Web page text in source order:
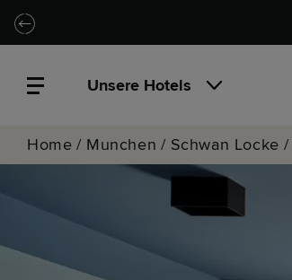
Zu Hauptinhalt springen
Locke.Header.SkipToNav
Unsere Hotels
Home / Munchen / Schwan Locke /